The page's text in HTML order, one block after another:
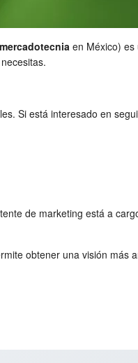
en México) es
Si está interesado en
de marketing está a
obtener una visión más